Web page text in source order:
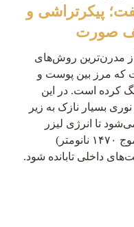
پیکرتراشی و
صورت
از مدرن‌ترین روش‌های
که مرز بین پوست و
کرده است. در این
بسیار نازک به زیر
تا انرژی لیزر
(معمولاً طول موج ۱۴۷۰ نانومتر)
داخلی تابانده شود.